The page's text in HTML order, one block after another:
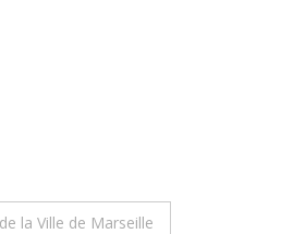
la Ville de Marseille